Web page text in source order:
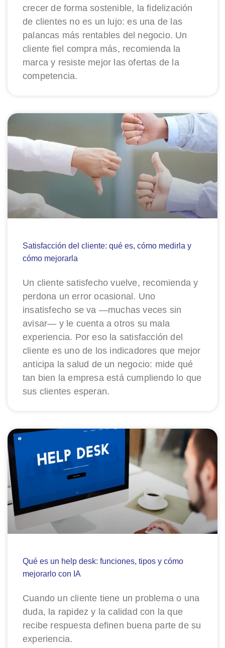
crecer de forma sostenible, la fidelización
de clientes no es un lujo: es una de las
palancas más rentables del negocio. Un
cliente fiel compra más, recomienda la
marca y resiste mejor las ofertas de la
competencia.
Satisfacción del cliente: qué es, cómo medirla y
cómo mejorarla
Un cliente satisfecho vuelve, recomienda y
perdona un error ocasional. Uno
insatisfecho se va —muchas veces sin
avisar— y le cuenta a otros su mala
experiencia. Por eso la satisfacción del
cliente es uno de los indicadores que mejor
anticipa la salud de un negocio: mide qué
tan bien la empresa está cumpliendo lo que
sus clientes esperan.
Qué es un help desk: funciones, tipos y cómo
mejorarlo con IA
Cuando un cliente tiene un problema o una
duda, la rapidez y la calidad con la que
recibe respuesta definen buena parte de su
experiencia.